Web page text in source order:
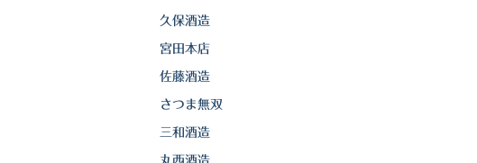
久保酒造
宮田本店
佐藤酒造
さつま無双
三和酒造
丸西酒造